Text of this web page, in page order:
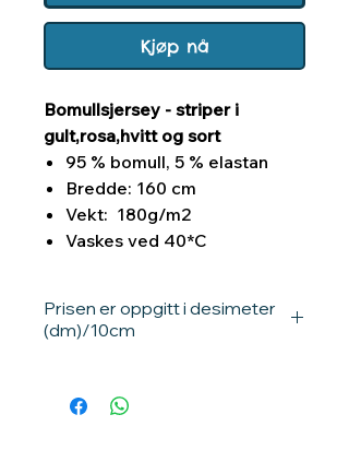
Kjøp nå
Bomullsjersey - striper i
gult,rosa,hvitt og sort
95 % bomull, 5 % elastan
Bredde: 160 cm
Vekt: 180g/m2
Vaskes ved 40*C
Prisen er oppgitt i desimeter
(dm)/10cm
1 dm = 10 cm / 0,1meter.